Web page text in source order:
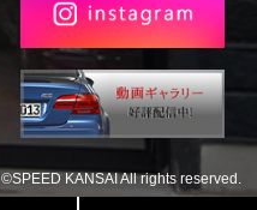
©SPEED KANSAI All rights reserved.